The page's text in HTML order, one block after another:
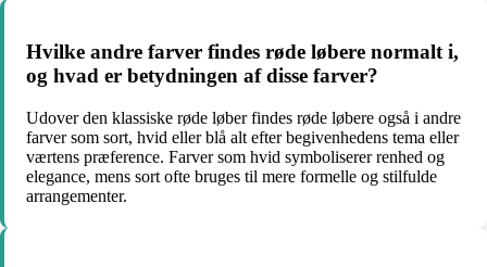
Hvilke andre farver findes røde løbere normalt i,
og hvad er betydningen af disse farver?
Udover den klassiske røde løber findes røde løbere også i andre
farver som sort, hvid eller blå alt efter begivenhedens tema eller
værtens præference. Farver som hvid symboliserer renhed og
elegance, mens sort ofte bruges til mere formelle og stilfulde
arrangementer.